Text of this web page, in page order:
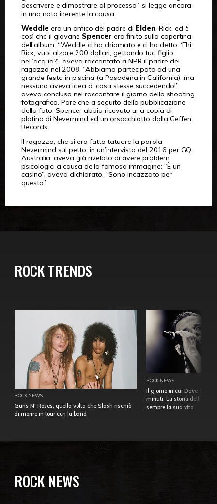
descrivere e dimostrare al processo”, si legge ancora
in una nota inerente la causa.
Weddle era un amico del padre di Elden, Rick, ed è
così che il giovane Spencer era finito sulla copertina
dell’album. “Weddle ci ha chiamato e ci ha detto: ‘Ehi
Rick, vuoi alzare 200 dollari, gettando tuo figlio
nell’acqua?”, aveva raccontato a NPR il padre del
ragazzo nel 2008. “Abbiamo partecipato ad una
grande festa in piscina (a Pasadena in California), ma
nessuno aveva idea di cosa stesse succedendo!”,
aveva concluso nel raccontare il giorno dello shooting
fotografico. Pare che a seguito della pubblicazione
della foto, Spencer abbia ricevuto una copia di
platino di Nevermind ed un orsacchiotto dalla Geffen
Records.
Il ragazzo, che si era fatto tatuare la parola
Nevermind sul petto, in un’intervista del 2016 per GQ
Australia, aveva già rivelato di avere problemi
psicologici a causa della famosa immagine: “È un
casino”, aveva dichiarato. “Sono incazzato per
questo”.
ROCK TRENDS
ROCK NEWS
Guns N' Roses, quella volta che Slash rischiò
di morire in tour con la band
ROCK NEWS
Il giorno in cui Dave
minuti. La storia
sempre la sua vita
ROCK NEWS